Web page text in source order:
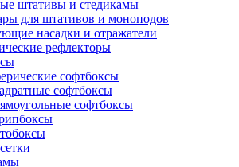
штативы и стедикамы
для штативов и моноподов
насадки и отражатели
рефлекторы
софтбоксы
софтбоксы
софтбоксы